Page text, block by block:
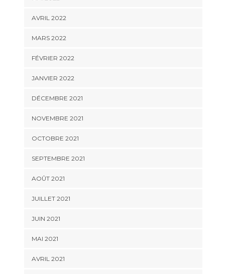
AVRIL 2022
MARS 2022
FÉVRIER 2022
JANVIER 2022
DÉCEMBRE 2021
NOVEMBRE 2021
OCTOBRE 2021
SEPTEMBRE 2021
AOÛT 2021
JUILLET 2021
JUIN 2021
MAI 2021
AVRIL 2021